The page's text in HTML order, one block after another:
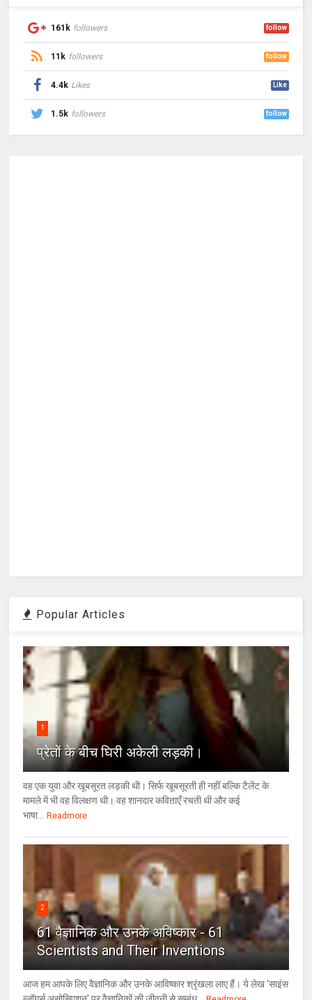
161k followers follow
11k followers follow
4.4k Likes Like
1.5k followers follow
Popular Articles
1
प्रेतों के बीच घिरी अकेली लड़की।
वह एक युवा और खूबसूरत लड़की थी। सिर्फ खूबसूरती ही नहीं बल्कि टैलेंट के
मामले में भी वह विलक्षण थी। वह शानदार कविताएँ रचती थी और कई
भाषा...
Readmore
2
61 वैज्ञानिक और उनके अविष्कार - 61
Scientists and Their Inventions
आज हम आपके लिए वैज्ञानिक और उनके आविष्कार श्रृंखला लाए हैं। ये लेख 'साइंस